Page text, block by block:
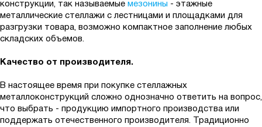
конструкции, так называемые мезонины - этажные
металлические стеллажи с лестницами и площадками для
разгрузки товара, возможно компактное заполнение любых
складских объемов.
Качество от производителя.
В настоящее время при покупке стеллажных
металлоконструкций сложно однозначно ответить на вопрос,
что выбрать - продукцию импортного производства или
поддержать отечественного производителя. Традиционно